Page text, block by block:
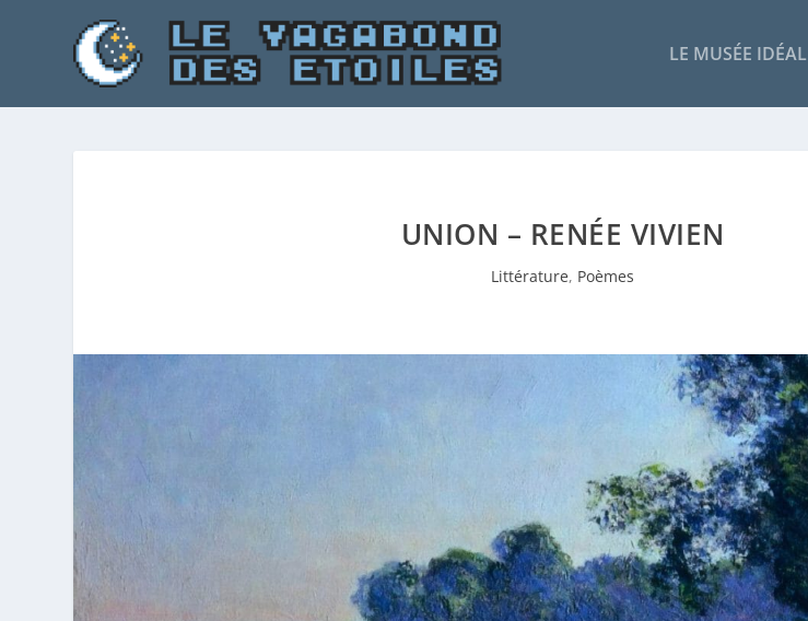
LE MUSÉE IDÉAL
UNION – RENÉE VIVIEN
Littérature, Poèmes